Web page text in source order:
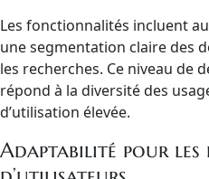
Les fonctionnalités incluent
une segmentation claire des
les recherches. Ce niveau de
répond à la diversité des
d’utilisation élevée.
Adaptabilité pour